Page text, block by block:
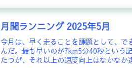
月間ランニング 2025年5月
今月は、早く走ることを課題として、
んだ。最も早いのが7km5分40秒という
たつが、それ以上の速度向上はなかな